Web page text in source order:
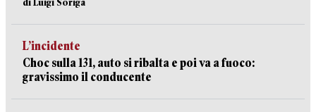
L’incidente
Choc sulla 131, auto si ribalta e poi va a fuoco:
gravissimo il conducente